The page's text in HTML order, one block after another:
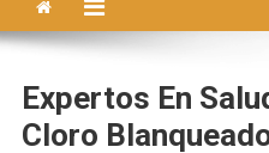
Expertos En
Cloro